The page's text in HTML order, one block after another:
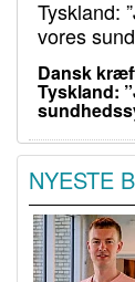
Dansk
Tyskland:
NYESTE